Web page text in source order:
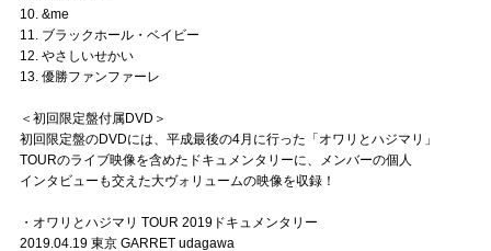
10. &me
11. ブラックホール・ベイビー
12. やさしいせかい
13. 優勝ファンファーレ
＜初回限定盤付属DVD＞
初回限定盤のDVDには、平成最後の4月に行った「オワリとハジマリ」
TOURのライブ映像を含めたドキュメンタリーに、メンバーの個人
インタビューも交えた大ヴォリュームの映像を収録！
・オワリとハジマリ TOUR 2019ドキュメンタリー
2019.04.19 東京 GARRET udagawa